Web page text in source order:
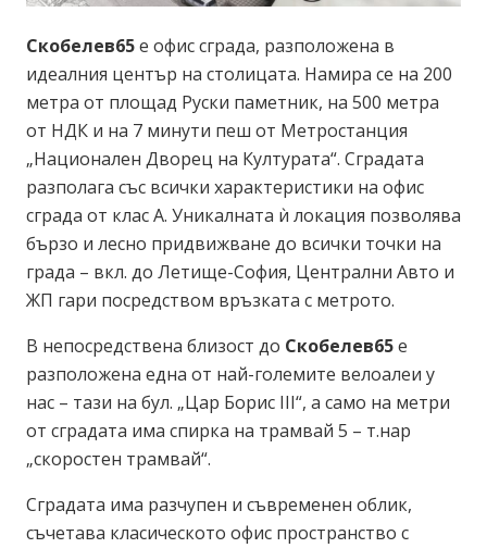
Скобелев65е офис сграда, разположена в
идеалния център на столицата. Намира се на 200
метра от площад Руски паметник, на 500 метра
от НДК и на 7 минути пеш от Метростанция
„Национален Дворец на Културата“. Сградата
разполага със всички характеристики на офис
сграда от клас А. Уникалната ѝ локация позволява
бързо и лесно придвижване до всички точки на
града – вкл. до Летище-София, Централни Авто и
ЖП гари посредством връзката с метрото.
В непосредствена близост до Скобелев65е
разположена една от най-големите велоалеи у
нас – тази на бул. „Цар Борис III“, а само на метри
от сградата има спирка на трамвай 5 – т.нар
„скоростен трамвай“.
Сградата има разчупен и съвременен облик,
съчетава класическото офис пространство с